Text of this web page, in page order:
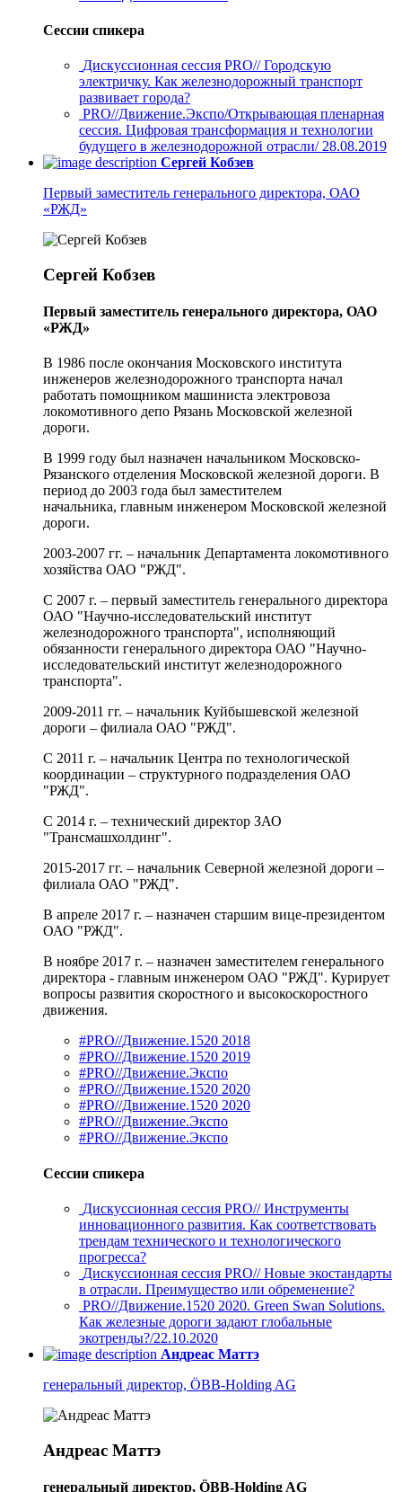
Сессии спикера
Дискуссионная сессия PRO// Городскую
электричку. Как железнодорожный транспорт
развивает города?
PRO//Движение.Экспо/Открывающая пленарная
сессия. Цифровая трансформация и технологии
будущего в железнодорожной отрасли/ 28.08.2019
Сергей Кобзев
Первый заместитель генерального директора, ОАО
«РЖД»
Сергей Кобзев
Первый заместитель генерального директора, ОАО
«РЖД»
В 1986 после окончания Московского института
инженеров железнодорожного транспорта начал
работать помощником машиниста электровоза
локомотивного депо Рязань Московской железной
дороги.
В 1999 году был назначен начальником Московско-
Рязанского отделения Московской железной дороги. В
период до 2003 года был заместителем
начальника, главным инженером Московской железной
дороги.
2003-2007 гг. – начальник Департамента локомотивного
хозяйства ОАО "РЖД".
C 2007 г. – первый заместитель генерального директора
ОАО "Научно-исследовательский институт
железнодорожного транспорта", исполняющий
обязанности генерального директора ОАО "Научно-
исследовательский институт железнодорожного
транспорта".
2009-2011 гг. – начальник Куйбышевской железной
дороги – филиала ОАО "РЖД".
С 2011 г. – начальник Центра по технологической
координации – структурного подразделения ОАО
"РЖД".
С 2014 г. – технический директор ЗАО
"Трансмашхолдинг".
2015-2017 гг. – начальник Северной железной дороги –
филиала ОАО "РЖД".
В апреле 2017 г. – назначен старшим вице-президентом
ОАО "РЖД".
В ноябре 2017 г. – назначен заместителем генерального
директора - главным инженером ОАО "РЖД". Курирует
вопросы развития скоростного и высокоскоростного
движения.
#PRO//Движение.1520 2018
#PRO//Движение.1520 2019
#PRO//Движение.Экспо
#PRO//Движение.1520 2020
#PRO//Движение.1520 2020
#PRO//Движение.Экспо
#PRO//Движение.Экспо
Сессии спикера
Дискуссионная сессия PRO// Инструменты
инновационного развития. Как соответствовать
трендам технического и технологического
прогресса?
Дискуссионная сессия PRO// Новые экостандарты
в отрасли. Преимущество или обременение?
PRO//Движение.1520 2020. Green Swan Solutions.
Как железные дороги задают глобальные
экотренды?/22.10.2020
Андреас Маттэ
генеральный директор, ÖBB-Holding AG
Андреас Маттэ
генеральный директор, ÖBB-Holding AG